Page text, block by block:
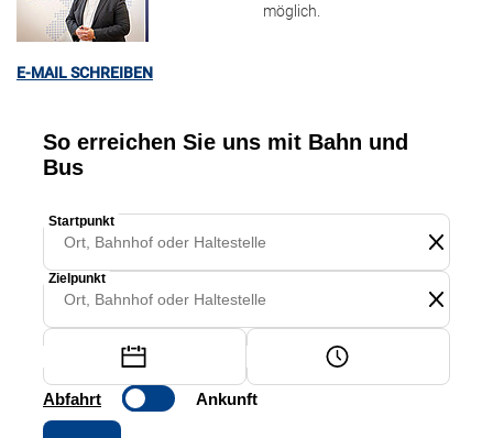
E-MAIL SCHREIBEN
möglich.